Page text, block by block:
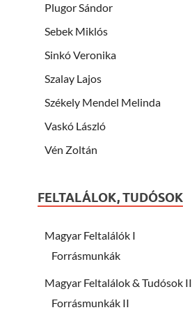
Plugor Sándor
Sebek Miklós
Sinkó Veronika
Szalay Lajos
Székely Mendel Melinda
Vaskó László
Vén Zoltán
FELTALÁLOK, TUDÓSOK
Magyar Feltalálók I
Forrásmunkák
Magyar Feltalálok & Tudósok II
Forrásmunkák II